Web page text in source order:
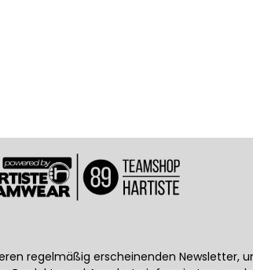
regelmäßig erscheinenden Newsletter,